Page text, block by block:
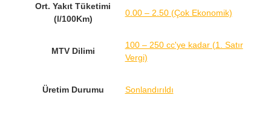
Ort. Yakıt Tüketimi
(l/100Km)
0.00 – 2.50 (Çok Ekonomik)
MTV Dilimi
100 – 250 cc'ye kadar (1. Satır
Vergi)
Üretim Durumu Sonlandırıldı